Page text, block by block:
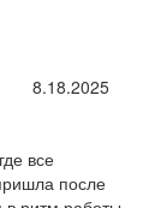
8.18.2025
все
после